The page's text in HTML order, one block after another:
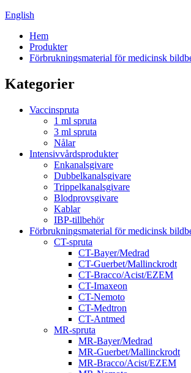
English
Hem
Produkter
Förbrukningsmaterial för medicinsk
Kategorier
Vaccinspruta
1 ml spruta
3 ml spruta
Nålar
Intensivvårdsprodukter
Enkanalsgivare
Dubbelkanalsgivare
Trippelkanalsgivare
Blodprovsgivare
Kablar
IBP-tillbehör
Förbrukningsmaterial för medicinsk
CT-spruta
CT-Bayer/Medrad
CT-Guerbet/Mallinckrodt
CT-Bracco/Acist/EZEM
CT-Imaxeon
CT-Nemoto
CT-Medtron
CT-Antmed
MR-spruta
MR-Bayer/Medrad
MR-Guerbet/Mallinckrodt
MR-Bracco/Acist/EZEM